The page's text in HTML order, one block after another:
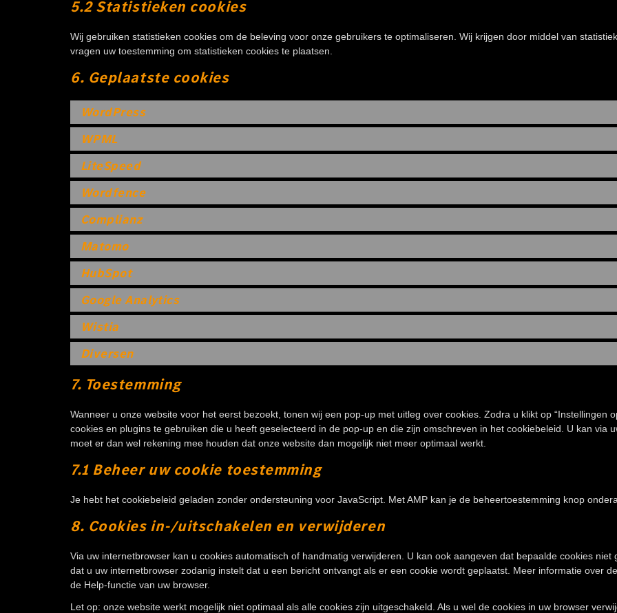
5.2 Statistieken cookies
Wij gebruiken statistieken cookies om de beleving voor onze gebruikers te optimaliseren. Wij krijgen door middel van
vragen uw toestemming om statistieken cookies te plaatsen.
6. Geplaatste cookies
WordPress
WPML
LiteSpeed
Wordfence
Complianz
Matomo
HubSpot
Google Analytics
Wistia
Diversen
7. Toestemming
Wanneer u onze website voor het eerst bezoekt, tonen wij een pop-up met uitleg over cookies. Zodra u klikt op “Instellingen
cookies en plugins te gebruiken die u heeft geselecteerd in de pop-up en die zijn omschreven in het cookiebeleid. U kan via
moet er dan wel rekening mee houden dat onze website dan mogelijk niet meer optimaal werkt.
7.1 Beheer uw cookie toestemming
Je hebt het cookiebeleid geladen zonder ondersteuning voor JavaScript. Met AMP kan je de beheertoestemming knop
8. Cookies in-/uitschakelen en verwijderen
Via uw internetbrowser kan u cookies automatisch of handmatig verwijderen. U kan ook aangeven dat bepaalde cookies
dat u uw internetbrowser zodanig instelt dat u een bericht ontvangt als er een cookie wordt geplaatst. Meer informatie over
de Help-functie van uw browser.
Let op: onze website werkt mogelijk niet optimaal als alle cookies zijn uitgeschakeld. Als u wel de cookies in uw browser